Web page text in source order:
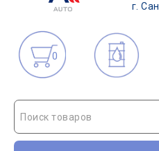
г.
0
Поиск товаров